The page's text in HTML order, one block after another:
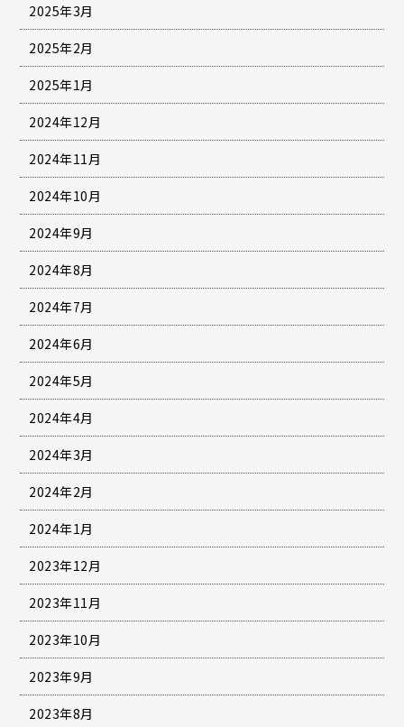
2025年3月
2025年2月
2025年1月
2024年12月
2024年11月
2024年10月
2024年9月
2024年8月
2024年7月
2024年6月
2024年5月
2024年4月
2024年3月
2024年2月
2024年1月
2023年12月
2023年11月
2023年10月
2023年9月
2023年8月